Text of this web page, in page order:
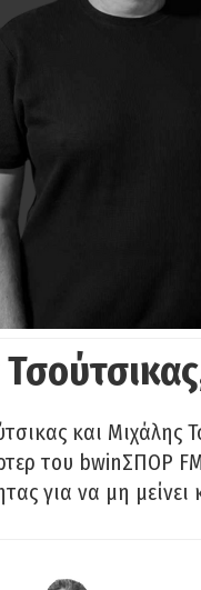
και Μιχάλης
του bwinΣΠΟΡ
για να μη